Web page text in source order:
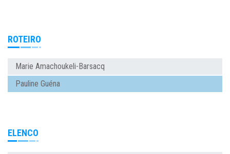
ROTEIRO
Marie Amachoukeli-Barsacq
Pauline Guéna
ELENCO